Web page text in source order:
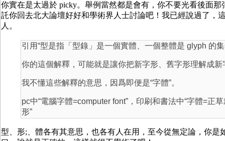
你實在是太過於 picky。舉例當然都是會有，你不要光看後面
託你回去北大論壇好好和學術界人士討論吧！我已經說過了，
人。
引用“型是指「型錄」是一個實體、一個整體是 glyph 的
你的這個解釋，可能就是讓你把新字形、舊字形理解成
我不懂這些解釋的意思，因爲即便是“字體”。
pc中“電腦字體=computer font”，印刷和書法中“字體=正
形”
型、形;、體各有其意思，也各有人在用，至今從無定論，你